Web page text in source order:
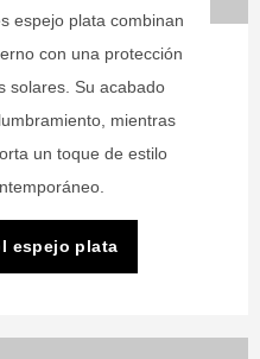
espejo plata combinan
con una protección
solares. Su acabado
mientras
un toque de estilo
espejo plata